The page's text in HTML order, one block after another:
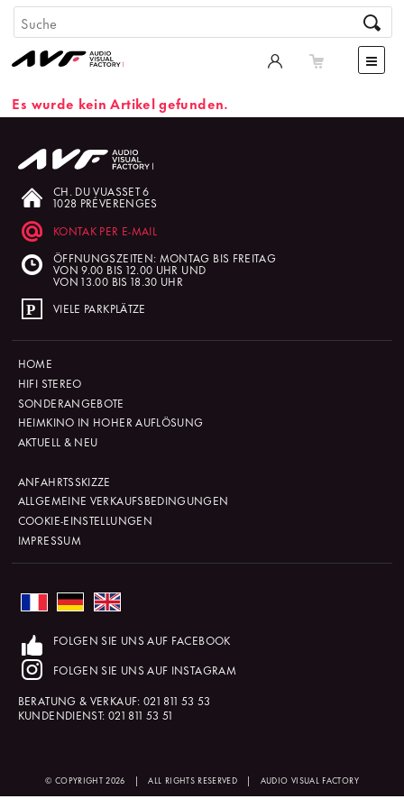
Es wurde kein Artikel gefunden.
CH. DU VUASSET 6
1028 PRÉVERENGES
KONTAK PER E-MAIL
ÖFFNUNGSZEITEN: MONTAG BIS FREITAG
VON 9.00 BIS 12.00 UHR UND
VON 13.00 BIS 18.30 UHR
VIELE PARKPLÄTZE
HOME
HIFI STEREO
SONDERANGEBOTE
HEIMKINO IN HOHER AUFLÖSUNG
AKTUELL & NEU
ANFAHRTSSKIZZE
ALLGEMEINE VERKAUFSBEDINGUNGEN
COOKIE-EINSTELLUNGEN
IMPRESSUM
FOLGEN SIE UNS AUF FACEBOOK
FOLGEN SIE UNS AUF INSTAGRAM
BERATUNG & VERKAUF: 021 811 53 53
KUNDENDIENST: 021 811 53 51
© COPYRIGHT 2026 | ALL RIGHTS RESERVED | AUDIO VISUAL FACTORY